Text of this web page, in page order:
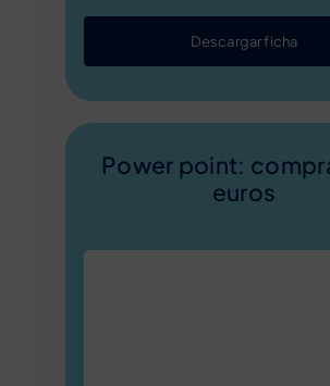
Descargar ficha
Power point:
euros